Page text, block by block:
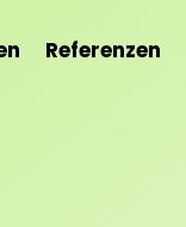
Referenzen